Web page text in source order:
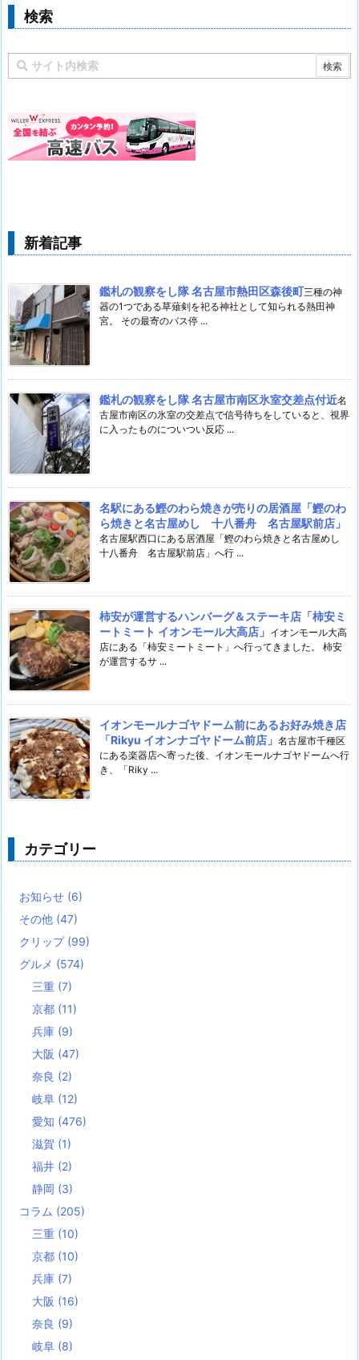
検索
新着記事
鑑札の観察をし隊 名古屋市熱田区森後町三種の神
器の1つである草薙剣を祀る神社として知られる熱田神
宮。 その最寄のバス停 ...
鑑札の観察をし隊 名古屋市南区氷室交差点付近名
古屋市南区の氷室の交差点で信号待ちをしていると、視界
に入ったものについつい反応 ...
名駅にある鰹のわら焼きが売りの居酒屋「鰹のわ
ら焼きと名古屋めし 十八番舟 名古屋駅前店」
名古屋駅西口にある居酒屋「鰹のわら焼きと名古屋めし
十八番舟 名古屋駅前店」へ行 ...
柿安が運営するハンバーグ＆ステーキ店「柿安ミ
ートミート イオンモール大高店」 イオンモール大高
店にある「柿安ミートミート」へ行ってきました。 柿安
が運営するサ ...
イオンモールナゴヤドーム前にあるお好み焼き店
「Rikyu イオンナゴヤドーム前店」 名古屋市千種区
にある楽器店へ寄った後、イオンモールナゴヤドームへ行
き、「Riky ...
カテゴリー
お知らせ (6)
その他 (47)
クリップ (99)
グルメ (574)
三重 (7)
京都 (11)
兵庫 (9)
大阪 (47)
奈良 (2)
岐阜 (12)
愛知 (476)
滋賀 (1)
福井 (2)
静岡 (3)
コラム (205)
三重 (10)
京都 (10)
兵庫 (7)
大阪 (16)
奈良 (9)
岐阜 (8)